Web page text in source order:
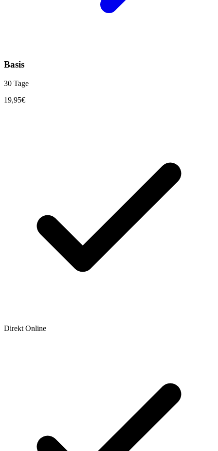
Basis
30 Tage
19,95€
Direkt Online